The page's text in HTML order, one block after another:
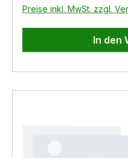
Preise inkl. MwSt. zzgl.
In den